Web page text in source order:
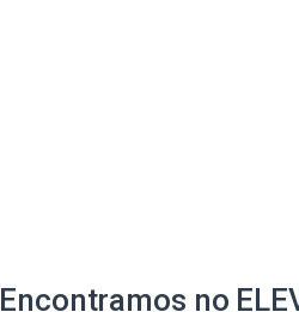
Encontramos no